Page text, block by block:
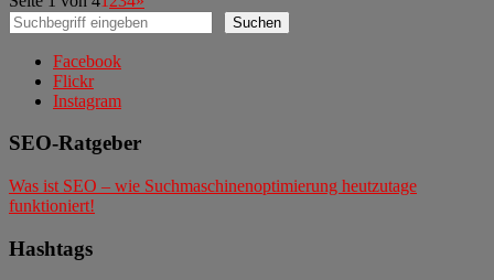
Suchen
Suchen
Facebook
Flickr
Instagram
SEO-Ratgeber
Was ist SEO – wie Suchmaschinenoptimierung heutzutage
funktioniert!
Hashtags